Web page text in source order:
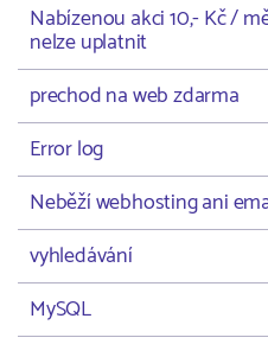
Nabízenou akci 10,- Kč /
nelze uplatnit
prechod na web zdarma
Error log
Neběží webhosting ani
vyhledávání
MySQL